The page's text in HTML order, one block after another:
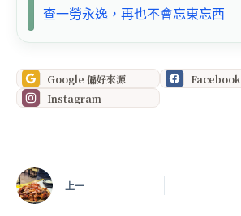
查一勞永逸，再也不會忘東忘西
Google 偏好來源
Facebook
Instagram
上一